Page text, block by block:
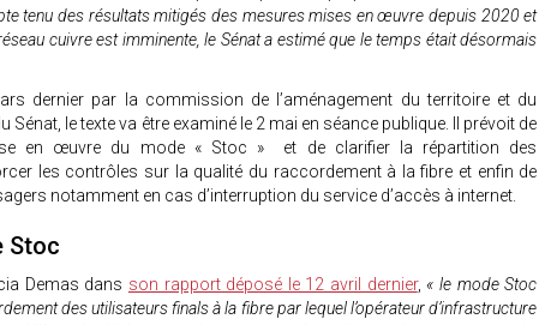
tenu des résultats mitigés des mesures mises en œuvre depuis 2020 et
cuivre est imminente, le Sénat a estimé que le temps était désormais
dernier par la commission de l’aménagement du territoire et du
Sénat, le texte va être examiné le 2 mai en séance publique. Il prévoit de
en œuvre du mode « Stoc » et de clarifier la répartition des
les contrôles sur la qualité du raccordement à la fibre et enfin de
notamment en cas d’interruption du service d’accès à internet.
Stoc
Demas dans son rapport déposé le 12 avril dernier, « le mode Stoc
des utilisateurs finals à la fibre par lequel l’opérateur d’infrastructure